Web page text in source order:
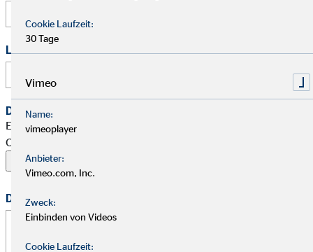
Link zu Deinem Business-Profil (Xing / LinkedIn / andere)
Dein Begleitschreiben
Erlaubte Formate: PDF, Word, ZIP, OpenOffice,
OpenDocument, JPG, PNG, BMP | Maximal 20 MB
Deine Nachricht
Cookie Laufzeit:
30 Tage
Vimeo
Name:
vimeoplayer
Anbieter:
Vimeo.com, Inc.
Zweck:
Einbinden von Videos
Cookie Laufzeit: